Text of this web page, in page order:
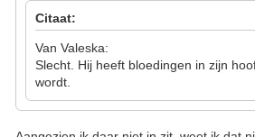
Citaat:
Van Valeska:
Slecht. Hij heeft bloedingen in zijn
wordt.